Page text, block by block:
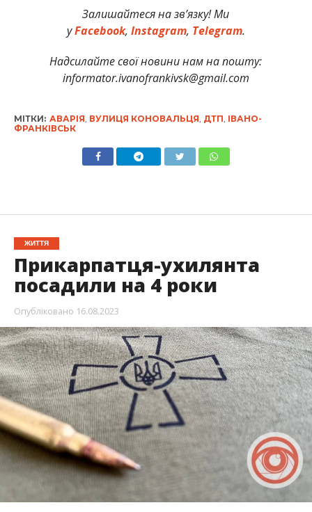
Залишайтеся на зв’язку! Ми
уFacebook, Instagram, Telegram.
Надсилайте свої новини нам на пошту:
informator.ivanofrankivsk@gmail.com
МІТКИ: АВАРІЯ ВУЛИЦЯ КОНОВАЛЬЦЯ ДТП ІВАНО-
ФРАНКІВСЬК
ЖИТТЯ
Прикарпатця-ухилянта
посадили на 4 роки
Опубліковано 16.08.2023